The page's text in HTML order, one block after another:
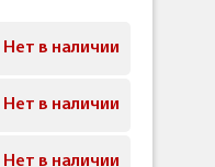
Нет в наличии
Нет в наличии
Нет в наличии